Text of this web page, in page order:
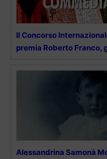
Il Concorso
premia Roberto Franco,
Alessandrina Samonà